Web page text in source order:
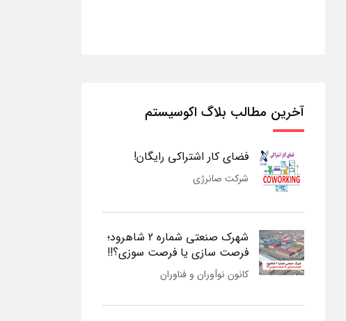
آخرین مطالب بلاگ اکوسیستم
فضای کار اشتراکی رایگان!
شرکت صانرژی
شهرک صنعتی شماره 2 شاهرود؛
فرصت سازی یا فرصت سوزی؟!!
کانون نوآوران و فناوران